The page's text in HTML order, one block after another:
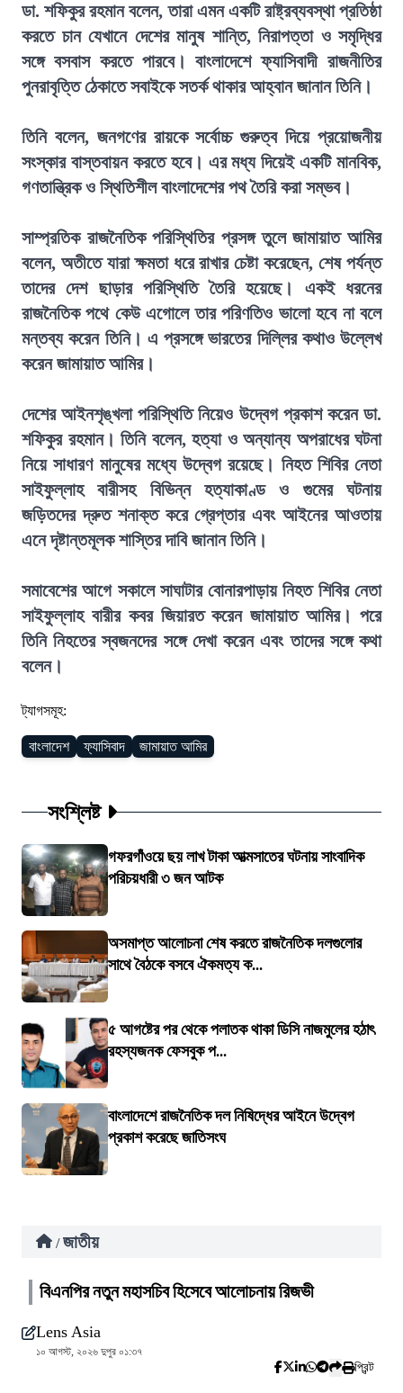
ডা. শফিকুর রহমান বলেন, তারা এমন একটি রাষ্ট্রব্যবস্থা প্রতিষ্ঠা
করতে চান যেখানে দেশের মানুষ শান্তি, নিরাপত্তা ও সমৃদ্ধির
সঙ্গে বসবাস করতে পারবে। বাংলাদেশে ফ্যাসিবাদী রাজনীতির
পুনরাবৃত্তি ঠেকাতে সবাইকে সতর্ক থাকার আহ্বান জানান তিনি।
তিনি বলেন, জনগণের রায়কে সর্বোচ্চ গুরুত্ব দিয়ে প্রয়োজনীয়
সংস্কার বাস্তবায়ন করতে হবে। এর মধ্য দিয়েই একটি মানবিক,
গণতান্ত্রিক ও স্থিতিশীল বাংলাদেশের পথ তৈরি করা সম্ভব।
সাম্প্রতিক রাজনৈতিক পরিস্থিতির প্রসঙ্গ তুলে জামায়াত আমির
বলেন, অতীতে যারা ক্ষমতা ধরে রাখার চেষ্টা করেছেন, শেষ পর্যন্ত
তাদের দেশ ছাড়ার পরিস্থিতি তৈরি হয়েছে। একই ধরনের
রাজনৈতিক পথে কেউ এগোলে তার পরিণতিও ভালো হবে না বলে
মন্তব্য করেন তিনি। এ প্রসঙ্গে ভারতের দিল্লির কথাও উল্লেখ
করেন জামায়াত আমির।
দেশের আইনশৃঙ্খলা পরিস্থিতি নিয়েও উদ্বেগ প্রকাশ করেন ডা.
শফিকুর রহমান। তিনি বলেন, হত্যা ও অন্যান্য অপরাধের ঘটনা
নিয়ে সাধারণ মানুষের মধ্যে উদ্বেগ রয়েছে। নিহত শিবির নেতা
সাইফুল্লাহ বারীসহ বিভিন্ন হত্যাকাণ্ড ও গুমের ঘটনায়
জড়িতদের দ্রুত শনাক্ত করে গ্রেপ্তার এবং আইনের আওতায়
এনে দৃষ্টান্তমূলক শাস্তির দাবি জানান তিনি।
সমাবেশের আগে সকালে সাঘাটার বোনারপাড়ায় নিহত শিবির নেতা
সাইফুল্লাহ বারীর কবর জিয়ারত করেন জামায়াত আমির। পরে
তিনি নিহতের স্বজনদের সঙ্গে দেখা করেন এবং তাদের সঙ্গে কথা
বলেন।
ট্যাগসমূহ:
বাংলাদেশ ফ্যাসিবাদ জামায়াত আমির
সংশ্লিষ্ট
গফরগাঁওয়ে ছয় লাখ টাকা আত্মসাতের ঘটনায় সাংবাদিক
পরিচয়ধারী ৩ জন আটক
অসমাপ্ত আলোচনা শেষ করতে রাজনৈতিক দলগুলোর
সাথে বৈঠকে বসবে ঐকমত্য ক...
৫ আগষ্টের পর থেকে পলাতক থাকা ডিসি নাজমুলের হঠাৎ
রহস্যজনক ফেসবুক প...
বাংলাদেশে রাজনৈতিক দল নিষিদ্ধের আইনে উদ্বেগ
প্রকাশ করেছে জাতিসংঘ
/ জাতীয়
বিএনপির নতুন মহাসচিব হিসেবে আলোচনায় রিজভী
Lens Asia
১০ আগস্ট, ২০২৬ দুপুর ০১:৩৭
প্রিন্ট